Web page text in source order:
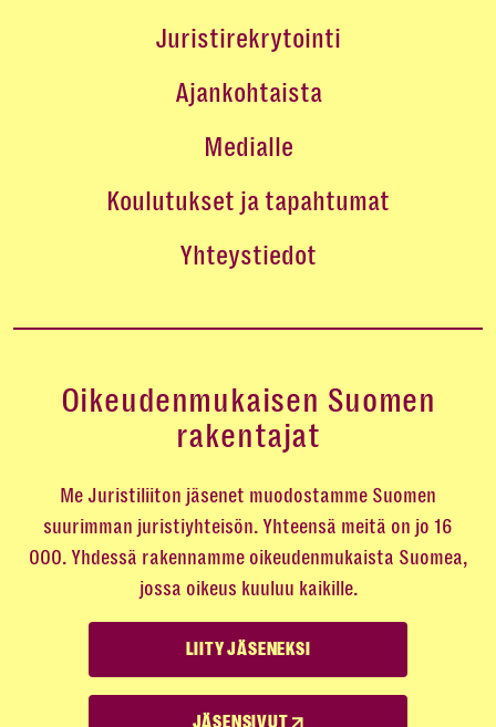
Juristirekrytointi
Ajankohtaista
Medialle
Koulutukset ja tapahtumat
Yhteystiedot
Oikeudenmukaisen Suomen
rakentajat
Me Juristiliiton jäsenet muodostamme Suomen
suurimman juristiyhteisön. Yhteensä meitä on jo 16
000. Yhdessä rakennamme oikeudenmukaista Suomea,
jossa oikeus kuuluu kaikille.
LIITY JÄSENEKSI
JÄSENSIVUT